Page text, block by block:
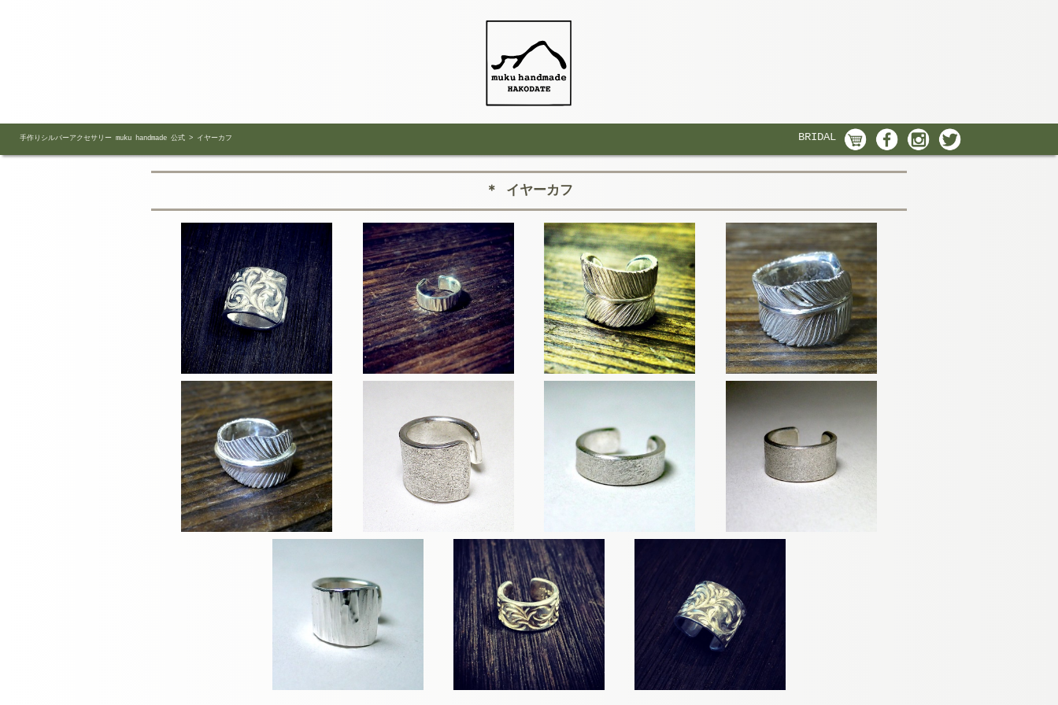
手作りシルバーアクセサリー muku handmade 公式 > イヤーカフ BRIDAL
＊ イヤーカフ